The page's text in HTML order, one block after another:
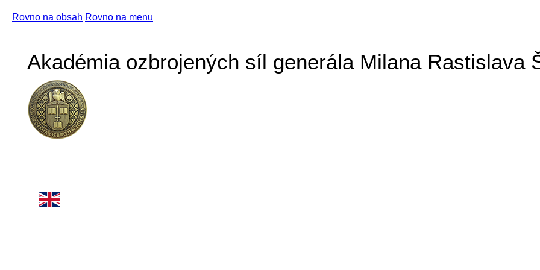
Rovno na obsah Rovno na menu
Akadémia ozbrojených síl generála Milana Rastislava